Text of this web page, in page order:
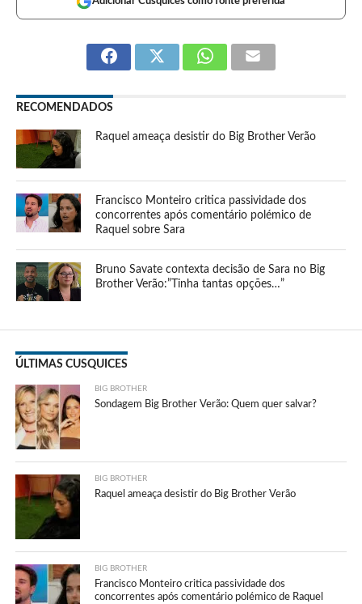
RECOMENDADOS
Raquel ameaça desistir do Big Brother Verão
Francisco Monteiro critica passividade dos
concorrentes após comentário polémico de
Raquel sobre Sara
Bruno Savate contexta decisão de Sara no Big
Brother Verão:”Tinha tantas opções…”
ÚLTIMAS CUSQUICES
BIG BROTHER
Sondagem Big Brother Verão: Quem quer salvar?
BIG BROTHER
Raquel ameaça desistir do Big Brother Verão
BIG BROTHER
Francisco Monteiro critica passividade dos
concorrentes após comentário polémico de Raquel